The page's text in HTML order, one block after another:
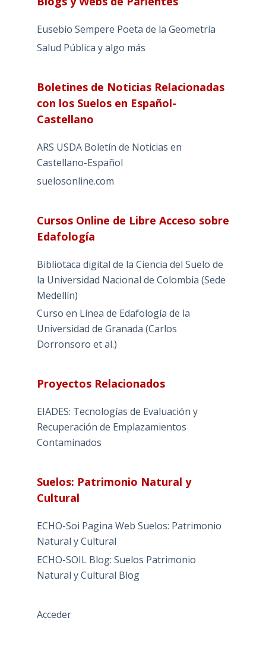
Eusebio Sempere Poeta de la Geometría
Salud Pública y algo más
Boletines de Noticias Relacionadas
con los Suelos en Español-
Castellano
ARS USDA Boletín de Noticias en
Castellano-Español
suelosonline.com
Cursos Online de Libre Acceso sobre
Edafología
Bibliotaca digital de la Ciencia del Suelo de
la Universidad Nacional de Colombia (Sede
Medellín)
Curso en Línea de Edafología de la
Universidad de Granada (Carlos
Dorronsoro et al.)
Proyectos Relacionados
EIADES: Tecnologías de Evaluación y
Recuperación de Emplazamientos
Contaminados
Suelos: Patrimonio Natural y
Cultural
ECHO-Soi Pagina Web Suelos: Patrimonio
Natural y Cultural
ECHO-SOIL Blog: Suelos Patrimonio
Natural y Cultural Blog
Acceder